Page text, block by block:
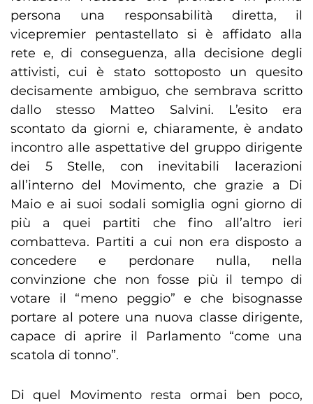
persona una responsabilità diretta, il
vicepremier pentastellato si è affidato alla
rete e, di conseguenza, alla decisione degli
attivisti, cui è stato sottoposto un quesito
decisamente ambiguo, che sembrava scritto
dallo stesso Matteo Salvini. L’esito era
scontato da giorni e, chiaramente, è andato
incontro alle aspettative del gruppo dirigente
dei 5 Stelle, con inevitabili lacerazioni
all’interno del Movimento, che grazie a Di
Maio e ai suoi sodali somiglia ogni giorno di
più a quei partiti che fino all’altro ieri
combatteva. Partiti a cui non era disposto a
concedere e perdonare nulla, nella
convinzione che non fosse più il tempo di
votare il “meno peggio” e che bisognasse
portare al potere una nuova classe dirigente,
capace di aprire il Parlamento “come una
scatola di tonno”.
Di quel Movimento resta ormai ben poco,